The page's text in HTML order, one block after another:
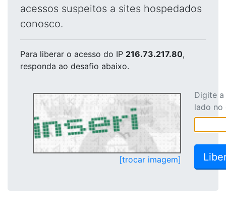
acessos suspeitos a sites hospedados
conosco.
Para liberar o acesso do IP 216.73.217.80,
responda ao desafio abaixo.
[trocar imagem]
Digite
lado no